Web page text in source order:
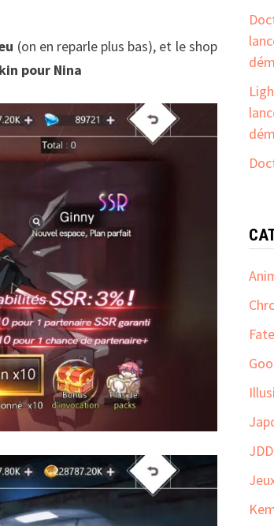
(on en reparle plus bas), et le shop
pour Nina
JDD